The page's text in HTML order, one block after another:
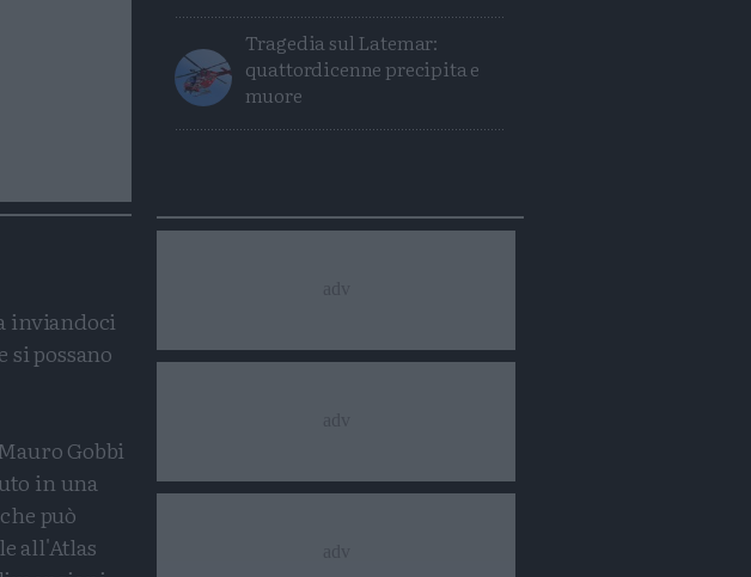
inviandoci
possano
Gobbi
in una
può
all'Atlas
Tragedia sul Latemar:
quattordicenne precipita e
muore